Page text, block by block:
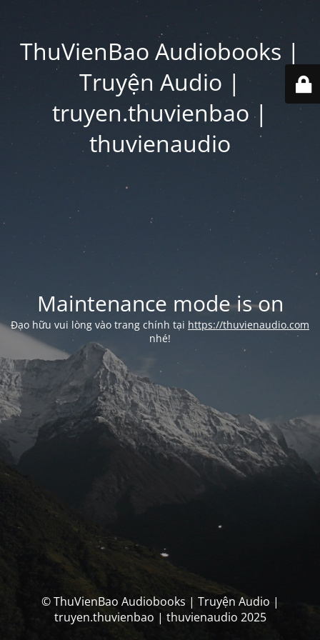
ThuVienBao Audiobooks |
Truyện Audio |
truyen.thuvienbao |
thuvienaudio
Maintenance mode is on
Đạo hữu vui lòng vào trang chính tại https://thuvienaudio.com
nhé!
© ThuVienBao Audiobooks | Truyện Audio |
truyen.thuvienbao | thuvienaudio 2025